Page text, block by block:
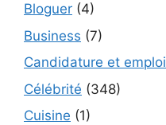
Bloguer (4)
Business (7)
Candidature et emploi
Célébrité (348)
Cuisine (1)